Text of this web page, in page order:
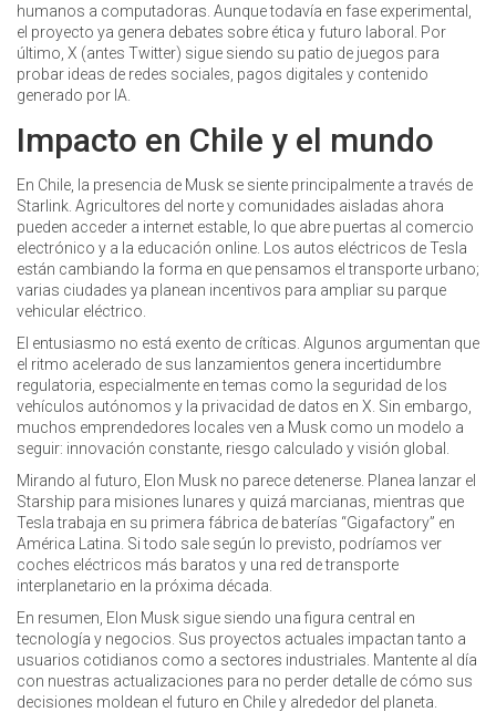
humanos a computadoras. Aunque todavía en fase experimental,
el proyecto ya genera debates sobre ética y futuro laboral. Por
último, X (antes Twitter) sigue siendo su patio de juegos para
probar ideas de redes sociales, pagos digitales y contenido
generado por IA.
Impacto en Chile y el mundo
En Chile, la presencia de Musk se siente principalmente a través de
Starlink. Agricultores del norte y comunidades aisladas ahora
pueden acceder a internet estable, lo que abre puertas al comercio
electrónico y a la educación online. Los autos eléctricos de Tesla
están cambiando la forma en que pensamos el transporte urbano;
varias ciudades ya planean incentivos para ampliar su parque
vehicular eléctrico.
El entusiasmo no está exento de críticas. Algunos argumentan que
el ritmo acelerado de sus lanzamientos genera incertidumbre
regulatoria, especialmente en temas como la seguridad de los
vehículos autónomos y la privacidad de datos en X. Sin embargo,
muchos emprendedores locales ven a Musk como un modelo a
seguir: innovación constante, riesgo calculado y visión global.
Mirando al futuro, Elon Musk no parece detenerse. Planea lanzar el
Starship para misiones lunares y quizá marcianas, mientras que
Tesla trabaja en su primera fábrica de baterías “Gigafactory” en
América Latina. Si todo sale según lo previsto, podríamos ver
coches eléctricos más baratos y una red de transporte
interplanetario en la próxima década.
En resumen, Elon Musk sigue siendo una figura central en
tecnología y negocios. Sus proyectos actuales impactan tanto a
usuarios cotidianos como a sectores industriales. Mantente al día
con nuestras actualizaciones para no perder detalle de cómo sus
decisiones moldean el futuro en Chile y alrededor del planeta.